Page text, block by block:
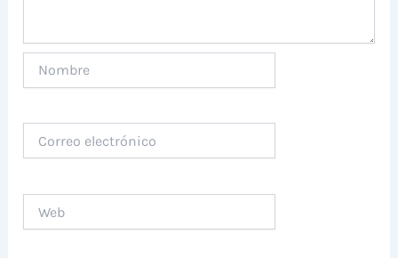
electrónico